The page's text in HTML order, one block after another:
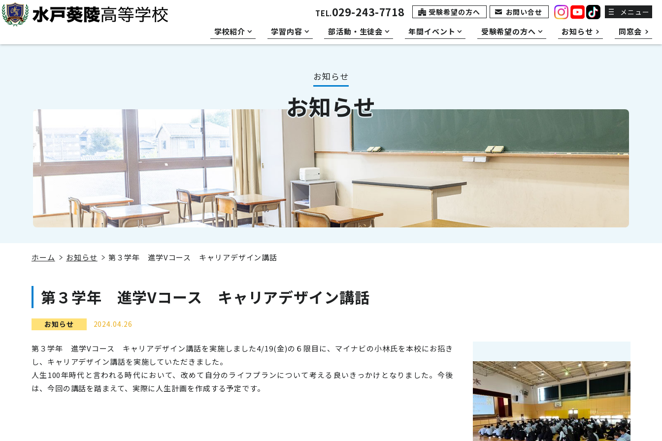
学校紹介 学習内容 部活動・生徒会 年間イベント 受験希望の方へ お知らせ 同窓会
TEL.029-243-7718 受験希望の方へ お問い合せ
お知らせ
お知らせ
ホーム お知らせ 第３学年 進学Vコース キャリアデザイン講話
第３学年 進学Vコース キャリアデザイン講話
お知らせ 2024.04.26
第３学年 進学Vコース キャリアデザイン講話を実施しました4/19(金)の６限目に、マイナビの小林氏を本校にお招き
し、キャリアデザイン講話を実施していただきました。
人生100年時代と言われる時代において、改めて自分のライフプランについて考える良いきっかけとなりました。今後
は、今回の講話を踏まえて、実際に人生計画を作成する予定です。
メニュー